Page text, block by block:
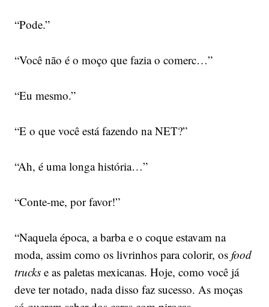
“Pode.”
“Você não é o moço que fazia o comerc…”
“Eu mesmo.”
“E o que você está fazendo na NET?”
“Ah, é uma longa história…”
“Conte-me, por favor!”
“Naquela época, a barba e o coque estavam na
moda, assim como os livrinhos para colorir, os food
truckse as paletas mexicanas. Hoje, como você já
deve ter notado, nada disso faz sucesso. As moças